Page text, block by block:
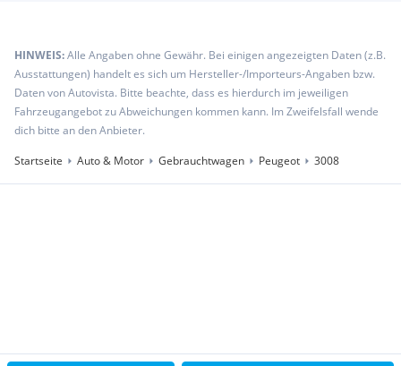
HINWEIS:Alle Angaben ohne Gewähr. Bei einigen angezeigten Daten (z.B.
Ausstattungen) handelt es sich um Hersteller-/Importeurs-Angaben bzw.
Daten von Autovista. Bitte beachte, dass es hierdurch im jeweiligen
Fahrzeugangebot zu Abweichungen kommen kann. Im Zweifelsfall wende
dich bitte an den Anbieter.
Startseite
Auto & Motor Gebrauchtwagen Peugeot 3008